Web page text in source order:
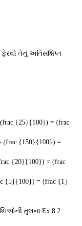
તેનું અતિસંક્ષિપ્ત
{25}{100}) = (frac
(frac {150}{100}) =
{20}{100}) = (frac
{5}{100}) = (frac {1}